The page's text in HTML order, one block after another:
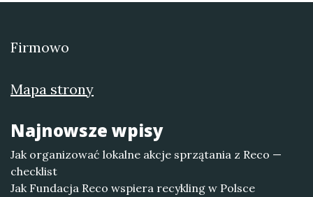
Firmowo
Mapa strony
Najnowsze wpisy
Jak organizować lokalne akcje sprzątania z Reco —
checklist
Jak Fundacja Reco wspiera recykling w Polsce